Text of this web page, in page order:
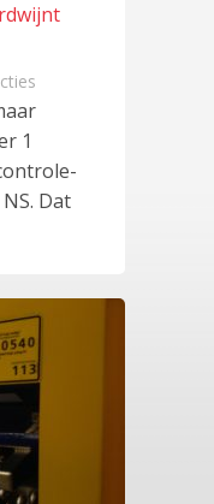
1
Dat